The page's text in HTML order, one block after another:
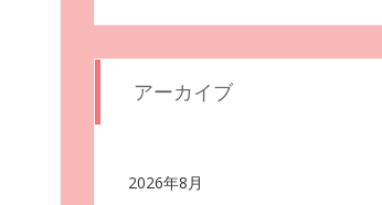
アーカイブ
2026年8月